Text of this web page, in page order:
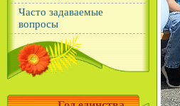
Часто задаваемые
вопросы